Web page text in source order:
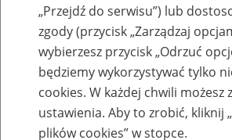
Komunikaty
„Przejdź do serwisu”) lub
zgody (przycisk „Zarządzaj
wybierzesz przycisk „Odrzuć
będziemy wykorzystywać tylko
cookies. W każdej chwili możesz
ustawienia. Aby to zrobić, kliknij
plików cookies” w stopce.